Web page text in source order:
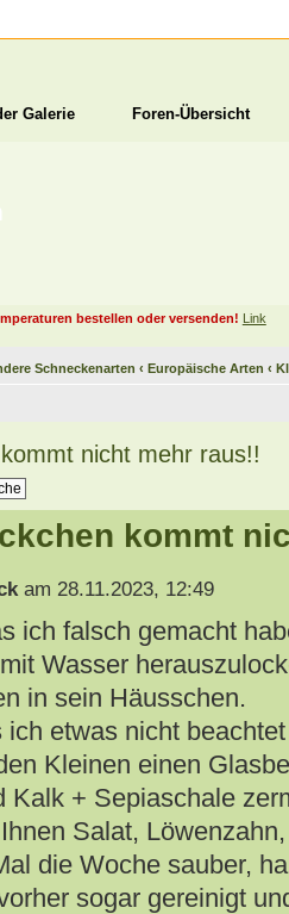
Galerie Foren-Übersicht
bestellen oder versenden! Link
Schneckenarten ‹ Europäische Arten ‹
nicht mehr raus!!
kommt
am 28.11.2023, 12:49
ich falsch gemacht
Wasser
in sein Häusschen.
etwas nicht
Kleinen einen
Kalk + Sepiaschale
Salat,
die Woche sauber,
sogar gereinigt